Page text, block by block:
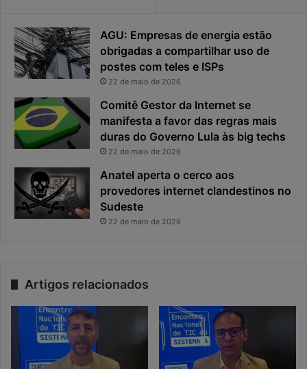
AGU: Empresas de energia estão
obrigadas a compartilhar uso de
postes com teles e ISPs
22 de maio de 2026
Comitê Gestor da Internet se
manifesta a favor das regras mais
duras do Governo Lula às big techs
22 de maio de 2026
Anatel aperta o cerco aos
provedores internet clandestinos no
Sudeste
22 de maio de 2026
Artigos relacionados